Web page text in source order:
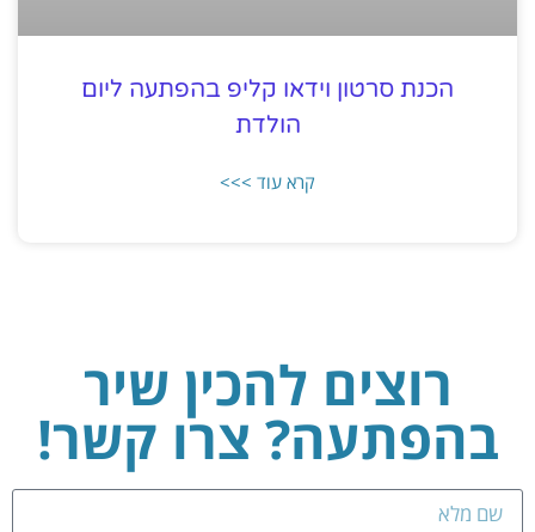
הכנת סרטון וידאו קליפ בהפתעה ליום
הולדת
קרא עוד >>>
רוצים להכין שיר
בהפתעה? צרו קשר!